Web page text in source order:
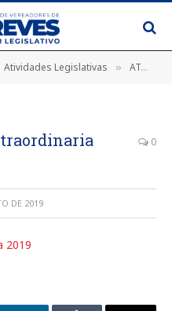
Atividades Legislativas » ATA DA 12ª SESSÃO EXTRAORDINÁRIA, DE 07 DE AGOSTO DE 2019
0
DE 2019
2019